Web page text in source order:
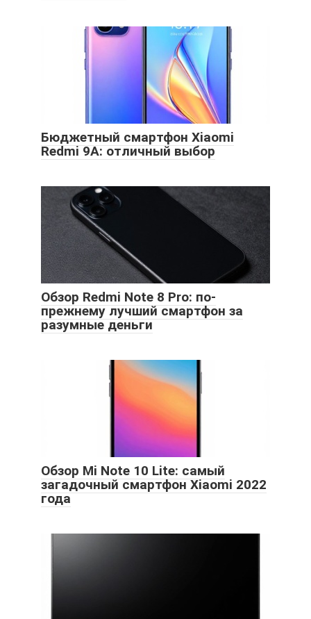
Бюджетный смартфон Xiaomi
Redmi 9A: отличный выбор
Обзор Redmi Note 8 Pro: по-
прежнему лучший смартфон за
разумные деньги
Обзор Mi Note 10 Lite: самый
загадочный смартфон Xiaomi 2022
года